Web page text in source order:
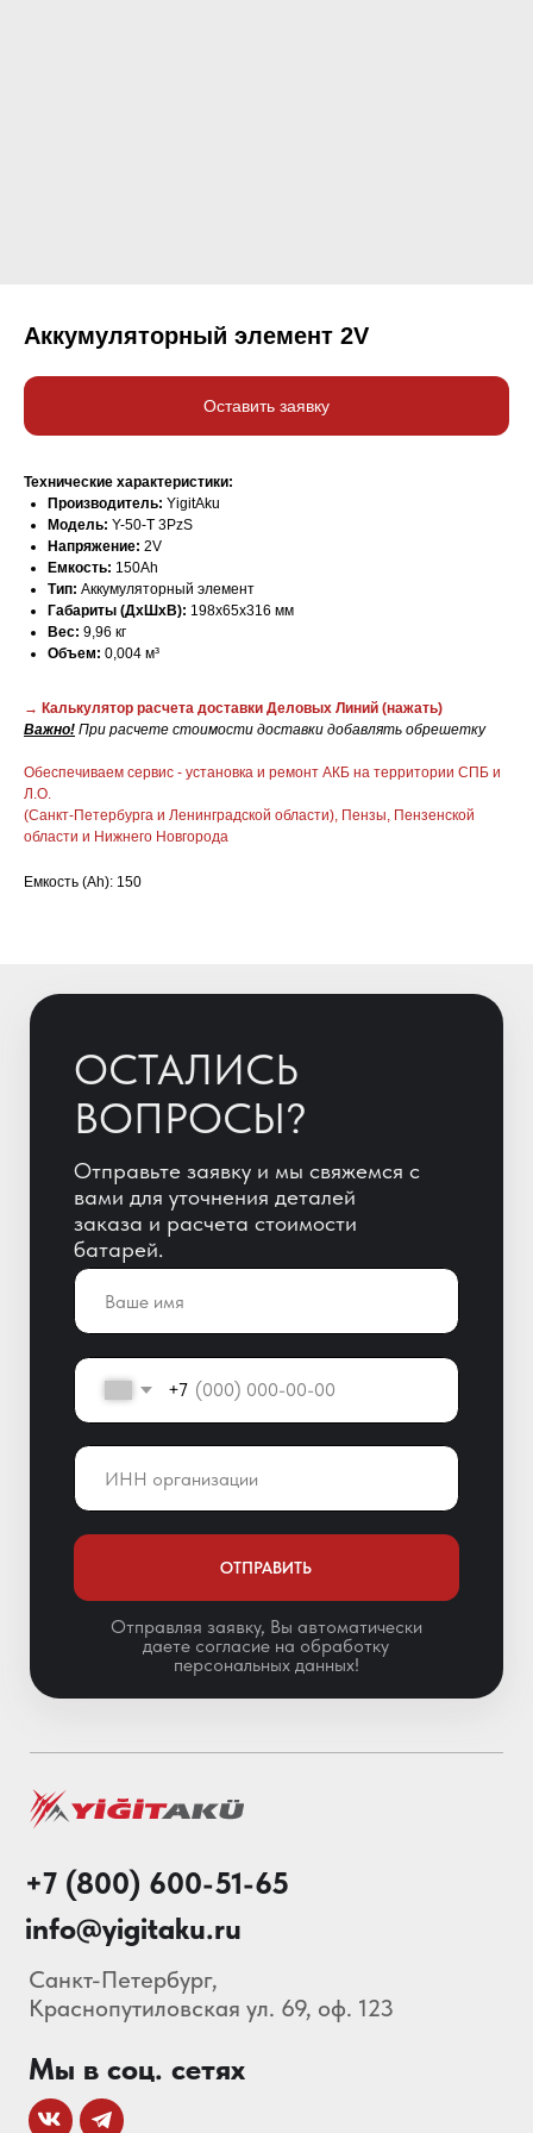
Аккумуляторный элемент 2V
Оставить заявку
Технические характеристики:
Производитель: YigitAku
Модель: Y-50-T 3PzS
Напряжение: 2V
Емкость: 150Ah
Тип: Аккумуляторный элемент
Габариты (ДхШхВ): 198х65х316 мм
Вес: 9,96 кг
Объем: 0,004 м³
→ Калькулятор расчета доставки Деловых Линий (нажать)
Важно! При расчете стоимости доставки добавлять обрешетку
Обеспечиваем сервис - установка и ремонт АКБ на территории СПБ и
Л.О.
(Санкт-Петербурга и Ленинградской области), Пензы, Пензенской
области и Нижнего Новгорода
Емкость (Ah): 150
Отправьте заявку и мы свяжемся с
заказа и расчета стоимости
Отправляя заявку, Вы автоматически
даете согласие на обработку
персональных данных!
Особенности АКБ
Блог
О нас
info@yigitaku.ru
+7 (800) 600-51-65
Санкт-Петербург,
Краснопутиловская ул. 69, оф. 123
© 2013-2026 Складские
Технологии Все права защищены.
Политика конфиденциальности